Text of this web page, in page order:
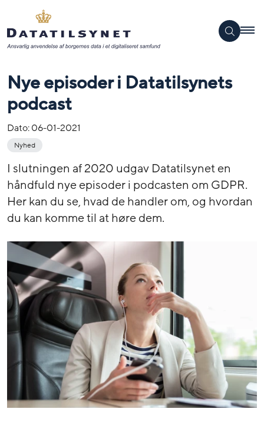
Nye episoder i Datatilsynets
podcast
Dato:06-01-2021
Nyhed
I slutningen af 2020 udgav Datatilsynet en
håndfuld nye episoder i podcasten om GDPR.
Her kan du se, hvad de handler om, og hvordan
du kan komme til at høre dem.